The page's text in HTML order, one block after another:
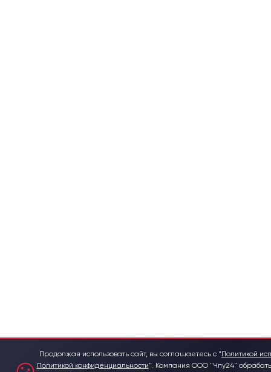
Продолжая использовать сайт, вы соглашаетесь с "Политикой
Политикой конфиденциальности". Компания ООО "Чпу24"